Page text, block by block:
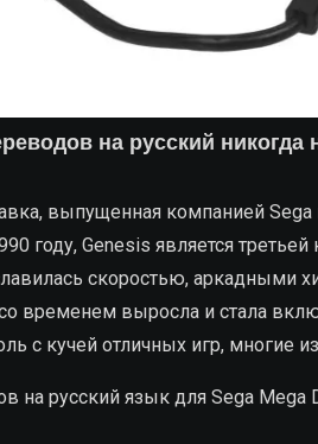
на русский никогда
выпущенная компанией
году, Genesis является
скоростью, аркадными
временем выросла и стала
с кучей отличных игр, многие
на русский язык для Sega Mega